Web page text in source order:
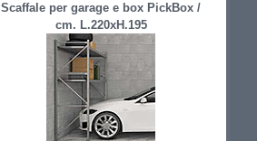
Scaffale per garage e box PickBox /
cm. L.220xH.195